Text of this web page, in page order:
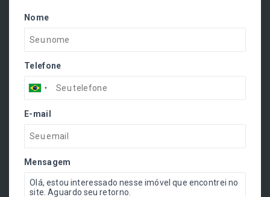
Nome
Telefone
E-mail
Mensagem